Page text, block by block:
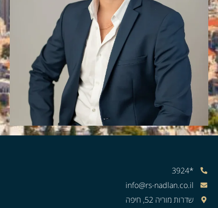
*3924
info@rs-nadlan.co.il
שדרות מוריה 52, חיפה